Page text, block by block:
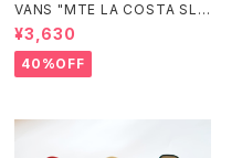
VANS "MTE LA COSTA SLI
DE ON"
¥3,630
40%OFF